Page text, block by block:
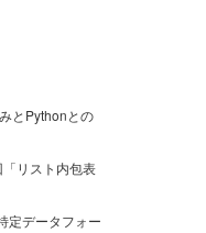
とPythonとの
リスト内包表
定データフォー